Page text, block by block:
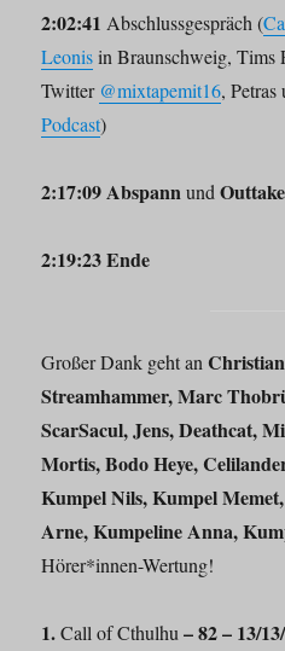
2:02:41 Abschlussgespräch (
Leonisin Braunschweig, Tims
Twitter @mixtapemit16,
Podcast)
2:17:09 Abspannund
2:19:23 Ende
Großer Dank geht an
Streamhammer, Marc
ScarSacul, Jens, Deathcat,
Mortis, Bodo Heye,
Kumpel Nils, Kumpel
Arne, Kumpeline Anna,
Hörer*innen-Wertung!
1.Call of Cthulhu– 82 – 13/